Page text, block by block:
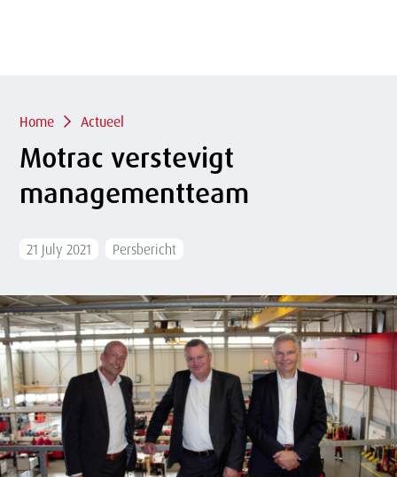
gaan
Kruimelpad
Home Actueel
Motrac verstevigt
managementteam
21 July 2021 Persbericht